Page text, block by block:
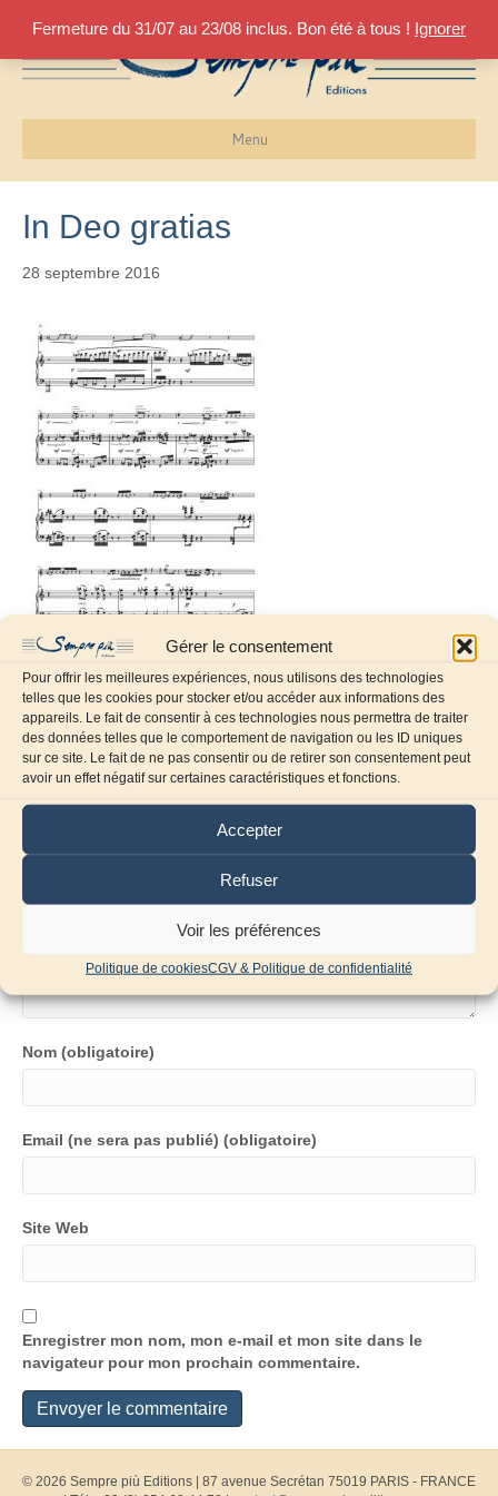
Gérer le consentement
Pour offrir les meilleures expériences, nous utilisons des technologies
telles que les cookies pour stocker et/ou accéder aux informations des
appareils. Le fait de consentir à ces technologies nous permettra de traiter
des données telles que le comportement de navigation ou les ID uniques
sur ce site. Le fait de ne pas consentir ou de retirer son consentement peut
avoir un effet négatif sur certaines caractéristiques et fonctions.
Accepter
Refuser
Voir les préférences
Politique de cookiesCGV & Politique de confidentialité
Fermeture du 31/07 au 23/08 inclus. Bon été à tous ! Ignorer
Menu
In Deo gratias
28 septembre 2016
Laissez un commentaire
Commentaire
Nom (obligatoire)
Email (ne sera pas publié) (obligatoire)
Site Web
Enregistrer mon nom, mon e-mail et mon site dans le
navigateur pour mon prochain commentaire.
© 2026 Sempre più Editions
87 avenue Secrétan 75019 PARIS - FRANCE